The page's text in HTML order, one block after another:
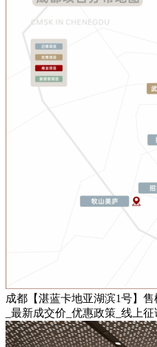
成都【湛蓝卡地亚湖滨1号】
_最新成交价_优惠政策_线上征